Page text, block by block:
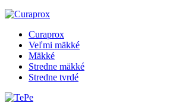
Curaprox
Veľmi mäkké
Mäkké
Stredne mäkké
Stredne tvrdé